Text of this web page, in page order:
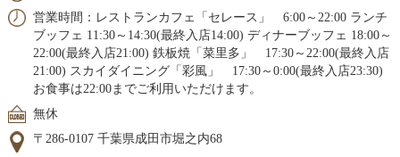
営業時間：レストランカフェ「セレース」 6:00～22:00 ランチ
ブッフェ 11:30～14:30(最終入店14:00) ディナーブッフェ 18:00～
22:00(最終入店21:00) 鉄板焼「菜里多」 17:30～22:00(最終入店
21:00) スカイダイニング「彩風」 17:30～0:00(最終入店23:30)
お食事は22:00までご利用いただけます。
無休
〒286-0107 千葉県成田市堀之内68